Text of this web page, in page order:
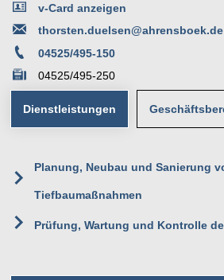
v-Card anzeigen
thorsten.duelsen@ahrensboek.de
04525/495-150
04525/495-250
Dienstleistungen
Planung, Neubau und Sanierung
Tiefbaumaßnahmen
Prüfung, Wartung und Kontrolle
Team III - Planung, Bauservice
Erdgeschoss
Rathaus
23623 Ahrensbök